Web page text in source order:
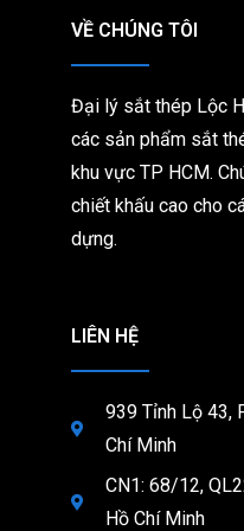
VỀ CHÚNG TÔI
Đại lý sắt thép Lộc
các sản phẩm sắt
khu vực TP HCM.
chiết khấu cao cho
dựng.
LIÊN HỆ
939 Tỉnh Lộ 43,
Chí Minh
CN1: 68/12,
Hồ Chí Minh